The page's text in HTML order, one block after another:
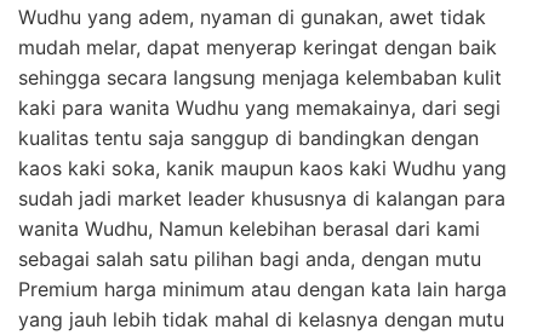
Wudhu yang adem, nyaman di gunakan, awet tidak
mudah melar, dapat menyerap keringat dengan baik
sehingga secara langsung menjaga kelembaban kulit
kaki para wanita Wudhu yang memakainya, dari segi
kualitas tentu saja sanggup di bandingkan dengan
kaos kaki soka, kanik maupun kaos kaki Wudhu yang
sudah jadi market leader khususnya di kalangan para
wanita Wudhu, Namun kelebihan berasal dari kami
sebagai salah satu pilihan bagi anda, dengan mutu
Premium harga minimum atau dengan kata lain harga
yang jauh lebih tidak mahal di kelasnya dengan mutu